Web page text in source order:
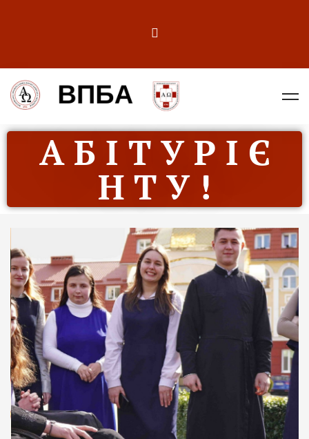
А Б І Т У Р І Є
Н Т У !
ДУХОВНО СИЛЬНІ!
ВПБА — спільнота, де
формується
покликання